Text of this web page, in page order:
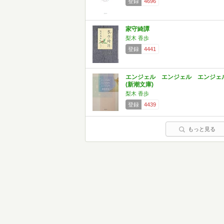
家守綺譚
梨木 香歩
登録
4441
エンジェル エンジェル エンジェ
(新潮文庫)
梨木 香歩
登録
4439
もっと見る